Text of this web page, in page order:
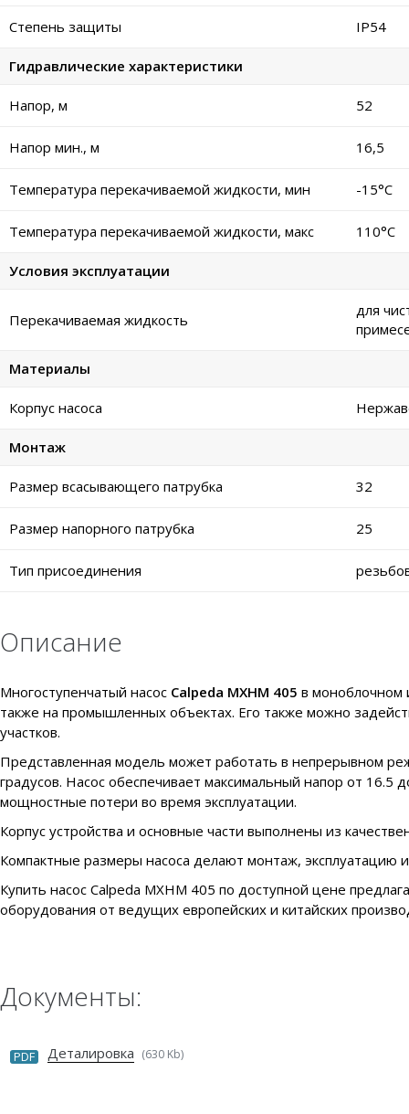
Степень защиты IP54
Гидравлические характеристики
Напор, м 52
Напор мин., м 16,5
Температура перекачиваемой жидкости, мин -15°C
Температура перекачиваемой жидкости, макс 110°C
Условия эксплуатации
Перекачиваемая жидкость
для
Материалы
Корпус насоса
Монтаж
Размер всасывающего патрубка 32
Размер напорного патрубка 25
Тип присоединения
Описание
Многоступенчатый насос Calpeda MXHM 405 в моноблочном
также на промышленных объектах. Его также можно
участков.
Представленная модель может работать в непрерывном
градусов. Насос обеспечивает максимальный напор от
мощностные потери во время эксплуатации.
Корпус устройства и основные части выполнены из
Компактные размеры насоса делают монтаж,
Купить насос Calpeda MXHM 405 по доступной цене
оборудования от ведущих европейских и китайских
Документы:
PDF Деталировка (630 Kb)